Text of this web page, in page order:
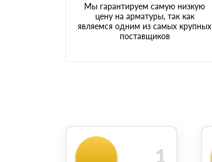
Мы гарантируем самую низкую
цену на арматуры, так как
являемся одним из самых крупных
поставщиков